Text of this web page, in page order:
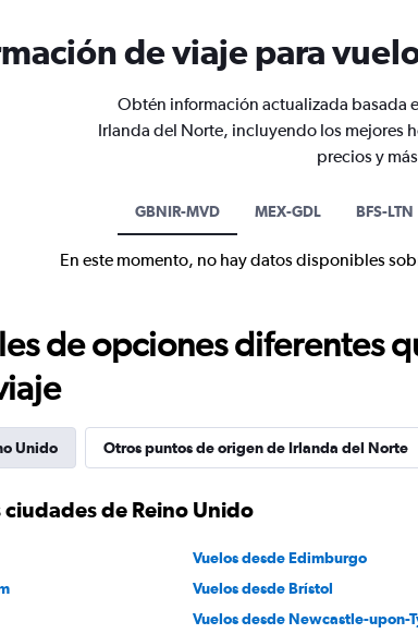
de viaje para
Obtén información actualizada basada
Irlanda del Norte, incluyendo los mejores
precios y
GBNIR-MVD MEX-GDL BFS-LTN
En este momento, no hay datos disponibles
de opciones diferentes
Unido Otros puntos de origen de Irlanda del Norte
de Reino Unido
Vuelos desde Edimburgo
Vuelos desde Brístol
Vuelos desde Newcastle-upon-